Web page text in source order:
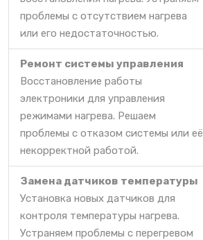
проблемы с отсутствием нагрева
или его недостаточностью.
Ремонт системы управления
Восстановление работы
электроники для управления
режимами нагрева. Решаем
проблемы с отказом системы или её
некорректной работой.
Замена датчиков температуры
Установка новых датчиков для
контроля температуры нагрева.
Устраняем проблемы с перегревом